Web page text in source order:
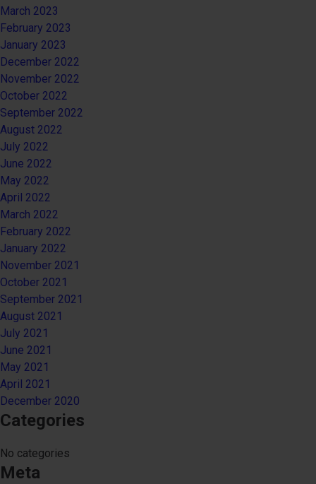
March 2023
February 2023
January 2023
December 2022
November 2022
October 2022
September 2022
August 2022
July 2022
June 2022
May 2022
April 2022
March 2022
February 2022
January 2022
November 2021
October 2021
September 2021
August 2021
July 2021
June 2021
May 2021
April 2021
December 2020
Categories
No categories
Meta